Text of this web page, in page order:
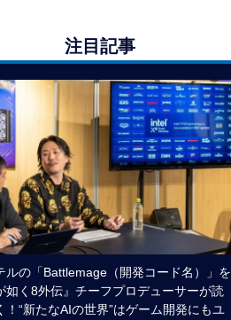
注目記事
ルの「Battlemage（開発コード名）」を
如く8外伝』チーフプロデューサーが読
！“新たなAIの世界”はゲーム開発にもユ